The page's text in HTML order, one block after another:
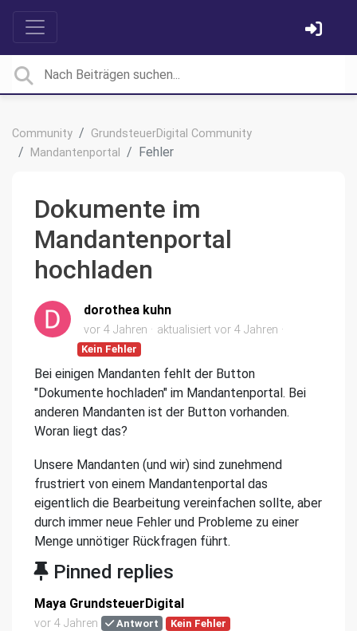
Community
GrundsteuerDigital Community
Mandantenportal
Fehler
Dokumente im
Mandantenportal
hochladen
dorothea kuhn
vor 4 Jahren aktualisiert vor 4 Jahren
Kein Fehler
Bei einigen Mandanten fehlt der Button
"Dokumente hochladen" im Mandantenportal. Bei
anderen Mandanten ist der Button vorhanden.
Woran liegt das?
Unsere Mandanten (und wir) sind zunehmend
frustriert von einem Mandantenportal das
eigentlich die Bearbeitung vereinfachen sollte, aber
durch immer neue Fehler und Probleme zu einer
Menge unnötiger Rückfragen führt.
Pinned replies
Maya GrundsteuerDigital
vor 4 Jahren Antwort Kein Fehler